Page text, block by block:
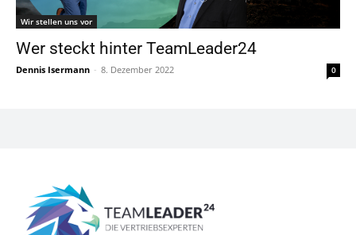
Wir stellen uns vor
Wer steckt hinter TeamLeader24
Dennis Isermann - 8. Dezember 2022 0